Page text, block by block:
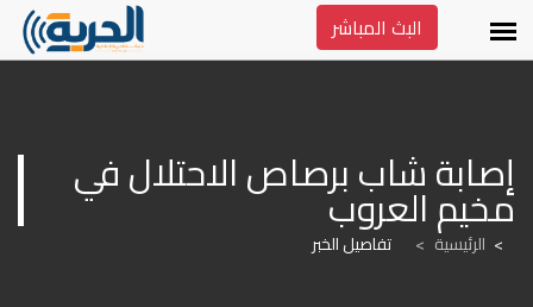
البث المباشر
مخيم العروب
الرئيسية > تفاصيل الخبر